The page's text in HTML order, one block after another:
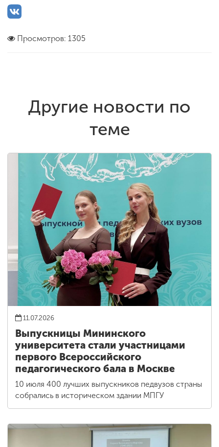
Просмотров: 1305
Другие новости по
теме
11.07.2026
Выпускницы Мининского
университета стали участницами
первого Всероссийского
педагогического бала в Москве
10 июля 400 лучших выпускников педвузов страны
собрались в историческом здании МПГУ